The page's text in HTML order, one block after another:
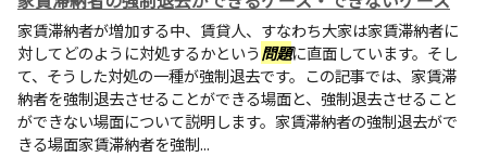
家賃滞納者が増加する中、賃貸人、すなわち大家は家賃滞納者に
対してどのように対処するかという問題に直面しています。そし
て、そうした対処の一種が強制退去です。この記事では、家賃滞
納者を強制退去させることができる場面と、強制退去させること
ができない場面について説明します。家賃滞納者の強制退去がで
きる場面家賃滞納者を強制...